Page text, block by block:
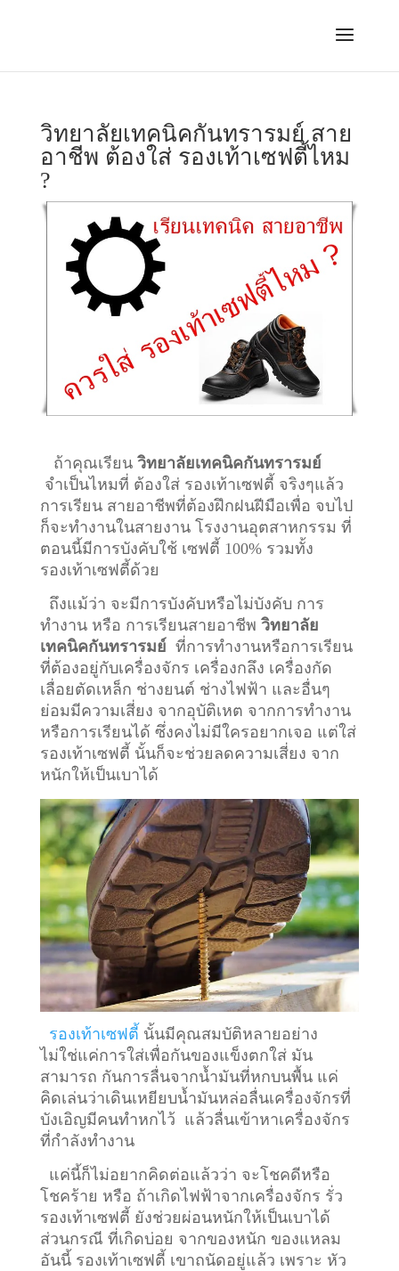
วิทยาลัยเทคนิคกันทรารมย์ สาย
อาชีพ ต้องใส่ รองเท้าเซฟตี้ไหม
?
ถ้าคุณเรียน วิทยาลัยเทคนิคกันทรารมย์
จำเป็นไหมที่ ต้องใส่ รองเท้าเซฟตี้ จริงๆแล้ว
การเรียน สายอาชีพที่ต้องฝึกฝนฝีมือเพื่อ จบไป
ก็จะทำงานในสายงาน โรงงานอุตสาหกรรม ที่
ตอนนี้มีการบังคับใช้ เซฟตี้ 100% รวมทั้ง
รองเท้าเซฟตี้ด้วย
ถึงแม้ว่า จะมีการบังคับหรือไม่บังคับ การ
ทำงาน หรือ การเรียนสายอาชีพ วิทยาลัย
เทคนิคกันทรารมย์ ที่การทำงานหรือการเรียน
ที่ต้องอยู่กับเครื่องจักร เครื่องกลึง เครื่องกัด
เลื่อยตัดเหล็ก ช่างยนต์ ช่างไฟฟ้า และอื่นๆ
ย่อมมีความเสี่ยง จากอุบัติเหต จากการทำงาน
หรือการเรียนได้ ซึ่งคงไม่มีใครอยากเจอ แต่ใส่
รองเท้าเซฟตี้ นั้นก็จะช่วยลดความเสี่ยง จาก
หนักให้เป็นเบาได้
รองเท้าเซฟตี้ นั้นมีคุณสมบัติหลายอย่าง
ไม่ใช่แค่การใส่เพื่อกันของแข็งตกใส่ มัน
สามารถ กันการลื่นจากน้ำมันที่หกบนพื้น แค่
คิดเล่นว่าเดินเหยียบน้ำมันหล่อลื่นเครื่องจักรที่
บังเอิญมีคนทำหกไว้ แล้วลื่นเข้าหาเครื่องจักร
ที่กำลังทำงาน
แค่นี้ก็ไม่อยากคิดต่อแล้วว่า จะโชคดีหรือ
โชคร้าย หรือ ถ้าเกิดไฟฟ้าจากเครื่องจักร รั่ว
รองเท้าเซฟตี้ ยังช่วยผ่อนหนักให้เป็นเบาได้
ส่วนกรณี ที่เกิดบ่อย จากของหนัก ของแหลม
อันนี้ รองเท้าเซฟตี้ เขาถนัดอยู่แล้ว เพราะ หัว